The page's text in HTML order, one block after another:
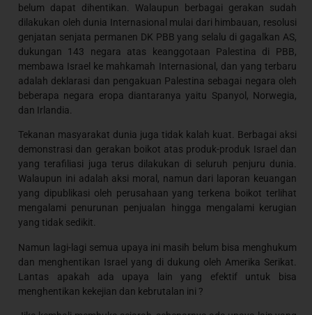
belum dapat dihentikan. Walaupun berbagai gerakan sudah
dilakukan oleh dunia Internasional mulai dari himbauan, resolusi
genjatan senjata permanen DK PBB yang selalu di gagalkan AS,
dukungan 143 negara atas keanggotaan Palestina di PBB,
membawa Israel ke mahkamah Internasional, dan yang terbaru
adalah deklarasi dan pengakuan Palestina sebagai negara oleh
beberapa negara eropa diantaranya yaitu Spanyol, Norwegia,
dan Irlandia.
Tekanan masyarakat dunia juga tidak kalah kuat. Berbagai aksi
demonstrasi dan gerakan boikot atas produk-produk Israel dan
yang terafiliasi juga terus dilakukan di seluruh penjuru dunia.
Walaupun ini adalah aksi moral, namun dari laporan keuangan
yang dipublikasi oleh perusahaan yang terkena boikot terlihat
mengalami penurunan penjualan hingga mengalami kerugian
yang tidak sedikit.
Namun lagi-lagi semua upaya ini masih belum bisa menghukum
dan menghentikan Israel yang di dukung oleh Amerika Serikat.
Lantas apakah ada upaya lain yang efektif untuk bisa
menghentikan kekejian dan kebrutalan ini ?